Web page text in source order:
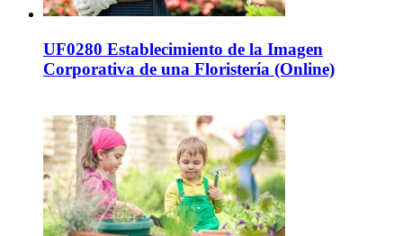
UF0280 Establecimiento de la Imagen
Corporativa de una Floristería (Online)